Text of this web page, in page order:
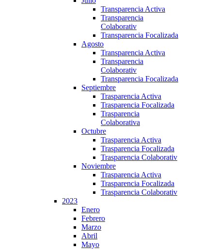
Transparencia Activa
Transparencia
Colaborativ
Transparencia Focalizada
Agosto
Transparencia Activa
Transparencia
Colaborativ
Transparencia Focalizada
Septiembre
Trasparencia Activa
Trasparencia Focalizada
Trasparencia
Colaborativa
Octubre
Trasparencia Activa
Trasparencia Focalizada
Trasparencia Colaborativ
Noviembre
Trasparencia Activa
Trasparencia Focalizada
Trasparencia Colaborativ
2023
Enero
Febrero
Marzo
Abril
Mayo